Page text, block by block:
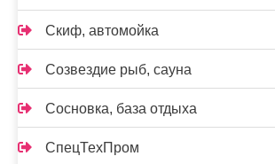
Скиф, автомойка
Созвездие рыб, сауна
Сосновка, база отдыха
СпецТехПром